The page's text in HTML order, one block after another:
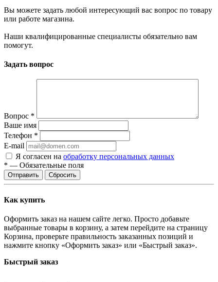
Вы можете задать любой интересующий вас вопрос по товару
или работе магазина.
Наши квалифицированные специалисты обязательно вам
помогут.
Задать вопрос
Вопрос *
Ваше имя
Телефон *
E-mail
Я согласен на обработку персональных данных
* — Обязательные поля
Отправить Сбросить
Как купить
Оформить заказ на нашем сайте легко. Просто добавьте
выбранные товары в корзину, а затем перейдите на страницу
Корзина, проверьте правильность заказанных позиций и
нажмите кнопку «Оформить заказ» или «Быстрый заказ».
Быстрый заказ